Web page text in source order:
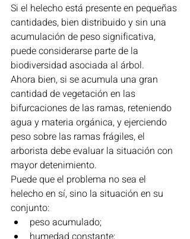
Si el helecho está presente en pequeñas
cantidades, bien distribuido y sin una
acumulación de peso significativa,
puede considerarse parte de la
biodiversidad asociada al árbol.
Ahora bien, si se acumula una gran
cantidad de vegetación en las
bifurcaciones de las ramas, reteniendo
agua y materia orgánica, y ejerciendo
peso sobre las ramas frágiles, el
arborista debe evaluar la situación con
mayor detenimiento.
Puede que el problema no sea el
helecho en sí, sino la situación en su
conjunto:
peso acumulado;